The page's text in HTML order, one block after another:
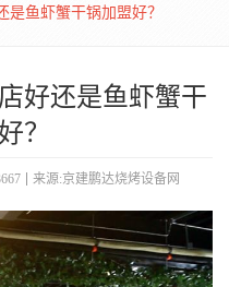
鱼虾蟹干锅加盟好？
好还是鱼虾蟹干
？
来源:京建鹏达烧烤设备网